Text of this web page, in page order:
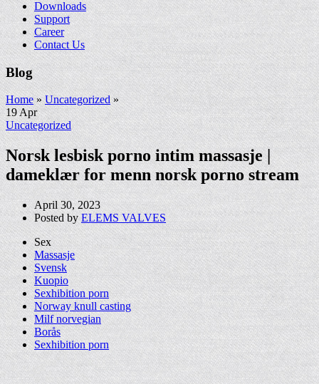
Downloads
Support
Career
Contact Us
Blog
Home»Uncategorized »
19Apr
Uncategorized
Norsk lesbisk porno intim massasje |
dameklær for menn norsk porno stream
April 30, 2023
Posted by ELEMS VALVES
Sex
Massasje
Svensk
Kuopio
Sexhibition porn
Norway knull casting
Milf norvegian
Borås
Sexhibition porn